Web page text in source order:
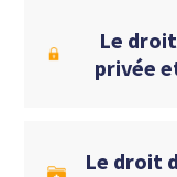
Le
privée
Le droit